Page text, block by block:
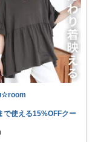
で使える15%OFFクー